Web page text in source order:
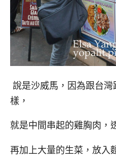
說是沙威馬，因為跟台
樣，
就是中間串起的雞胸肉，
再加上大量的生菜，放入